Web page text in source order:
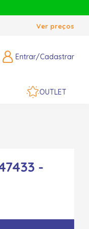
Ver preços
Entrar/Cadastrar
OUTLET
-